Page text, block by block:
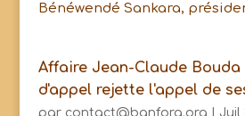
Bénéwendé Sankara,
Affaire Jean-Claude Bouda
d'appel rejette l'appel de
par contact@banfora.org Juil